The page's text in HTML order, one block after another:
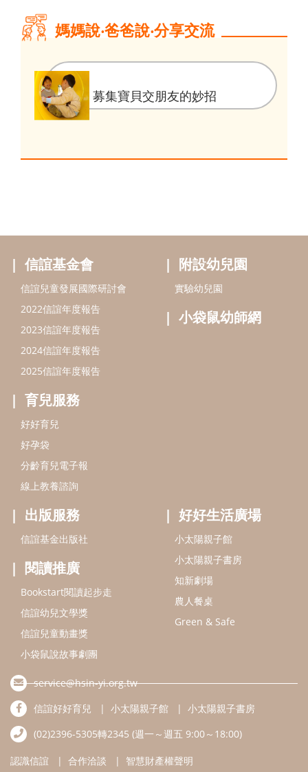
媽媽說‧爸爸說‧分享交流
募集寶貝交朋友的妙招
信誼基金會
信誼兒童發展國際研討會
2022信誼年度報告
2023信誼年度報告
2024信誼年度報告
2025信誼年度報告
育兒服務
好好育兒
好孕袋
分齡育兒電子報
線上教養諮詢
附設幼兒園
實驗幼兒園
小袋鼠幼師網
出版服務
信誼基金出版社
閱讀推廣
Bookstart閱讀起步走
信誼幼兒文學獎
信誼兒童動畫獎
小袋鼠說故事劇團
好好生活廣場
小太陽親子館
小太陽親子書房
知新劇場
農人餐桌
Green & Safe
service@hsin-yi.org.tw
信誼好好育兒
小太陽親子館
小太陽親子書房
(02)2396-5305轉2345 (週一～週五 9:00～18:00)
認識信誼 合作洽談 智慧財產權聲明